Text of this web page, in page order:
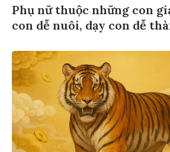
Phụ nữ thuộc những con
con dễ nuôi, dạy con dễ